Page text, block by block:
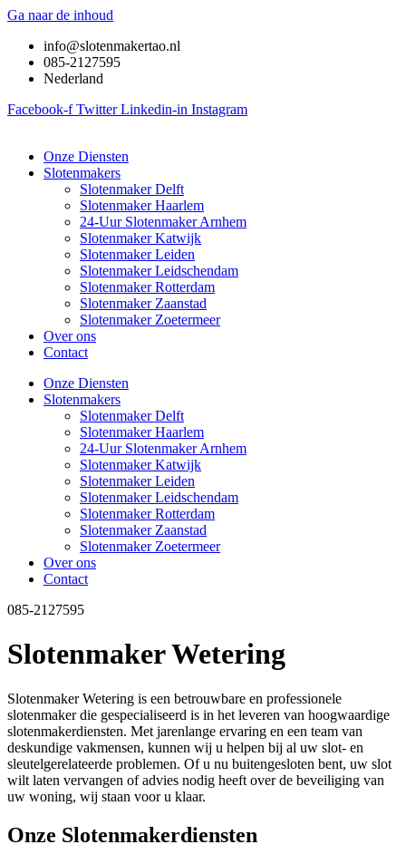
Ga naar de inhoud
info@slotenmakertao.nl
085-2127595
Nederland
Facebook-f Twitter Linkedin-in Instagram
Onze Diensten
Slotenmakers
Slotenmaker Delft
Slotenmaker Haarlem
24-Uur Slotenmaker Arnhem
Slotenmaker Katwijk
Slotenmaker Leiden
Slotenmaker Leidschendam
Slotenmaker Rotterdam
Slotenmaker Zaanstad
Slotenmaker Zoetermeer
Over ons
Contact
Onze Diensten
Slotenmakers
Slotenmaker Delft
Slotenmaker Haarlem
24-Uur Slotenmaker Arnhem
Slotenmaker Katwijk
Slotenmaker Leiden
Slotenmaker Leidschendam
Slotenmaker Rotterdam
Slotenmaker Zaanstad
Slotenmaker Zoetermeer
Over ons
Contact
085-2127595
Slotenmaker Wetering
Slotenmaker Wetering is een betrouwbare en professionele
slotenmaker die gespecialiseerd is in het leveren van hoogwaardige
slotenmakerdiensten. Met jarenlange ervaring en een team van
deskundige vakmensen, kunnen wij u helpen bij al uw slot- en
sleutelgerelateerde problemen. Of u nu buitengesloten bent, uw slot
wilt laten vervangen of advies nodig heeft over de beveiliging van
uw woning, wij staan voor u klaar.
Onze Slotenmakerdiensten